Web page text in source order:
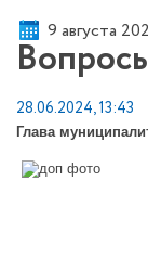
9 августа
28.06.2024, 13:43
Глава